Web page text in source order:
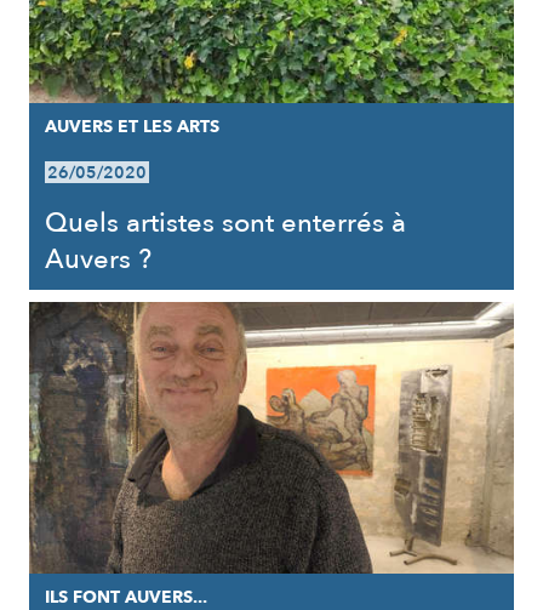
AUVERS ET LES ARTS
26/05/2020
Quels artistes sont enterrés à
Auvers ?
ILS FONT AUVERS...